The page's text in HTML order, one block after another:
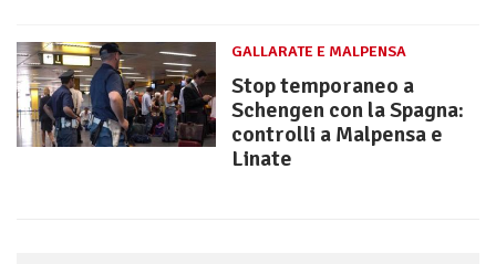
GALLARATE E MALPENSA
Stop temporaneo a
Schengen con la Spagna:
controlli a Malpensa e
Linate